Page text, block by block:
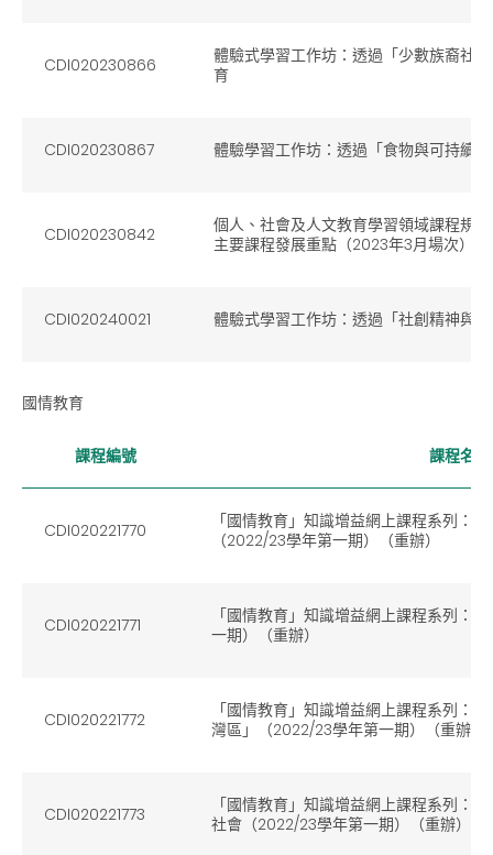
CDI020230866
體驗式學習工作坊：透過「少數族裔社
育
CDI020230867 體驗學習工作坊：透過「食物與可持續
CDI020230842
個人、社會及人文教育學習領域課程規
主要課程發展重點（2023年3月場次）
CDI020240021 體驗式學習工作坊：透過「社創精神與
國情教育
課程編號 課程名稱
CDI020221770
「國情教育」知識增益網上課程系列：
（2022/23學年第一期）（重辦）
CDI020221771
「國情教育」知識增益網上課程系列：
一期）（重辦）
CDI020221772
「國情教育」知識增益網上課程系列：
灣區」（2022/23學年第一期）（重辦）
CDI020221773
「國情教育」知識增益網上課程系列：
社會（2022/23學年第一期）（重辦）